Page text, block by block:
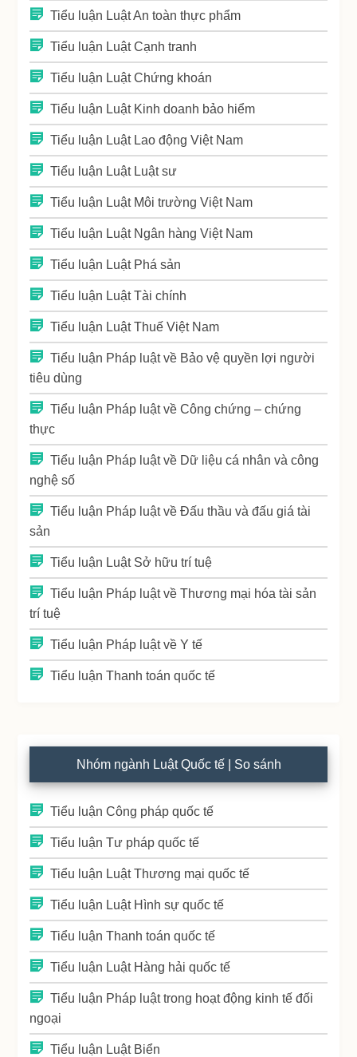
Tiểu luận Luật An toàn thực phẩm
Tiểu luận Luật Cạnh tranh
Tiểu luận Luật Chứng khoán
Tiểu luận Luật Kinh doanh bảo hiểm
Tiểu luận Luật Lao động Việt Nam
Tiểu luận Luật Luật sư
Tiểu luận Luật Môi trường Việt Nam
Tiểu luận Luật Ngân hàng Việt Nam
Tiểu luận Luật Phá sản
Tiểu luận Luật Tài chính
Tiểu luận Luật Thuế Việt Nam
Tiểu luận Pháp luật về Bảo vệ quyền lợi người
tiêu dùng
Tiểu luận Pháp luật về Công chứng – chứng
thực
Tiểu luận Pháp luật về Dữ liệu cá nhân và công
nghệ số
Tiểu luận Pháp luật về Đấu thầu và đấu giá tài
sản
Tiểu luận Luật Sở hữu trí tuệ
Tiểu luận Pháp luật về Thương mại hóa tài sản
trí tuệ
Tiểu luận Pháp luật về Y tế
Tiểu luận Thanh toán quốc tế
Nhóm ngành Luật Quốc tế | So sánh
Tiểu luận Công pháp quốc tế
Tiểu luận Tư pháp quốc tế
Tiểu luận Luật Thương mại quốc tế
Tiểu luận Luật Hình sự quốc tế
Tiểu luận Thanh toán quốc tế
Tiểu luận Luật Hàng hải quốc tế
Tiểu luận Pháp luật trong hoạt động kinh tế đối
ngoại
Tiểu luận Luật Biển